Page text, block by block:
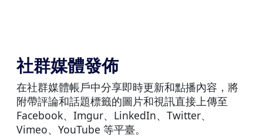
社群媒體發佈
在社群媒體帳戶中分享即時更新和點播內容，將
附帶評論和話題標籤的圖片和視訊直接上傳至
Facebook、Imgur、LinkedIn、Twitter、
Vimeo、YouTube 等平臺。